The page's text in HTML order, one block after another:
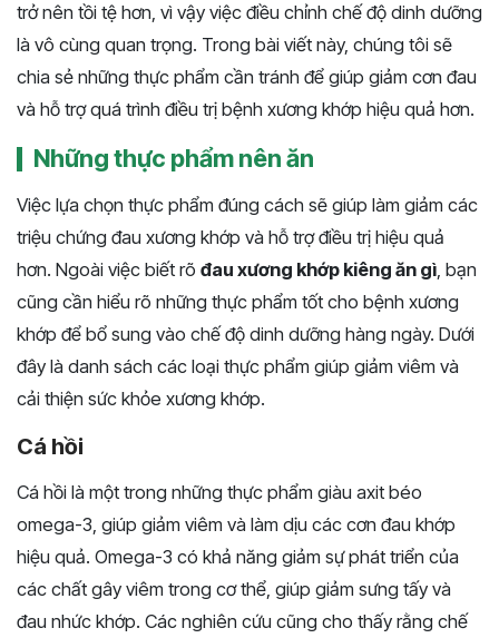
trở nên tồi tệ hơn, vì vậy việc điều chỉnh chế độ dinh dưỡng
là vô cùng quan trọng. Trong bài viết này, chúng tôi sẽ
chia sẻ những thực phẩm cần tránh để giúp giảm cơn đau
và hỗ trợ quá trình điều trị bệnh xương khớp hiệu quả hơn.
Những thực phẩm nên ăn
Việc lựa chọn thực phẩm đúng cách sẽ giúp làm giảm các
triệu chứng đau xương khớp và hỗ trợ điều trị hiệu quả
hơn. Ngoài việc biết rõ đau xương khớp kiêng ăn gì, bạn
cũng cần hiểu rõ những thực phẩm tốt cho bệnh xương
khớp để bổ sung vào chế độ dinh dưỡng hàng ngày. Dưới
đây là danh sách các loại thực phẩm giúp giảm viêm và
cải thiện sức khỏe xương khớp.
Cá hồi
Cá hồi là một trong những thực phẩm giàu axit béo
omega-3, giúp giảm viêm và làm dịu các cơn đau khớp
hiệu quả. Omega-3 có khả năng giảm sự phát triển của
các chất gây viêm trong cơ thể, giúp giảm sưng tấy và
đau nhức khớp. Các nghiên cứu cũng cho thấy rằng chế